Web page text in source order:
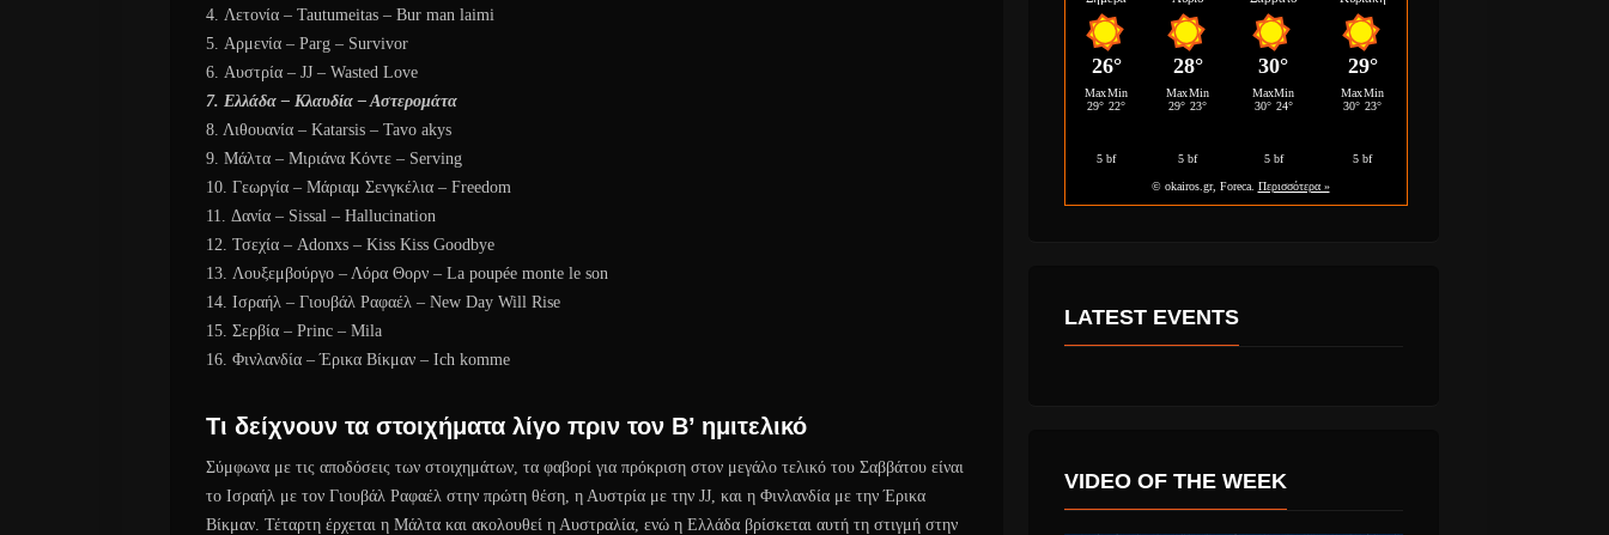
4. Λετονία – Tautumeitas – Bur man laimi
5. Αρμενία – Parg – Survivor
6. Αυστρία – JJ – Wasted Love
7. Ελλάδα – Κλαυδία – Αστερομάτα
8. Λιθουανία – Katarsis – Tavo akys
9. Μάλτα – Μιριάνα Κόντε – Serving
10. Γεωργία – Μάριαμ Σενγκέλια – Freedom
11. Δανία – Sissal – Hallucination
12. Τσεχία – Adonxs – Kiss Kiss Goodbye
13. Λουξεμβούργο – Λόρα Θορν – La poupée monte le son
14. Ισραήλ – Γιουβάλ Ραφαέλ – New Day Will Rise
15. Σερβία – Princ – Mila
16. Φινλανδία – Έρικα Βίκμαν – Ich komme
Τι δείχνουν τα στοιχήματα λίγο πριν τον Β’ ημιτελικό
Σύμφωνα με τις αποδόσεις των στοιχημάτων, τα φαβορί για πρόκριση στον μεγάλο τελικό του Σαββάτου είναι
το Ισραήλ με τον Γιουβάλ Ραφαέλ στην πρώτη θέση, η Αυστρία με την JJ, και η Φινλανδία με την Έρικα
Βίκμαν. Τέταρτη έρχεται η Μάλτα και ακολουθεί η Αυστραλία, ενώ η Ελλάδα βρίσκεται αυτή τη στιγμή στην
LATEST EVENTS
VIDEO OF THE WEEK